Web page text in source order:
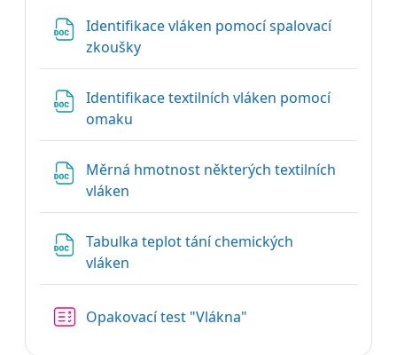
Identifikace vláken pomocí spalovací
zkoušky
Identifikace textilních vláken pomocí
omaku
Měrná hmotnost některých textilních
vláken
Tabulka teplot tání chemických
vláken
Opakovací test "Vlákna"